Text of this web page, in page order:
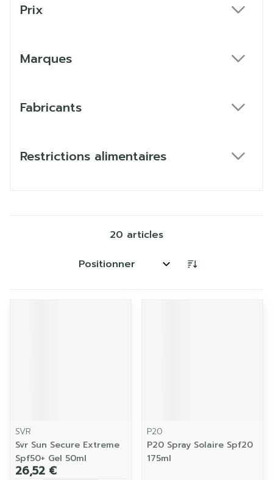
Prix
Marques
Fabricants
Restrictions alimentaires
20 articles
Trier par:
SVR
Svr Sun Secure Extreme
Spf50+ Gel 50ml
26,52 €
P20
P20 Spray Solaire Spf20
175ml